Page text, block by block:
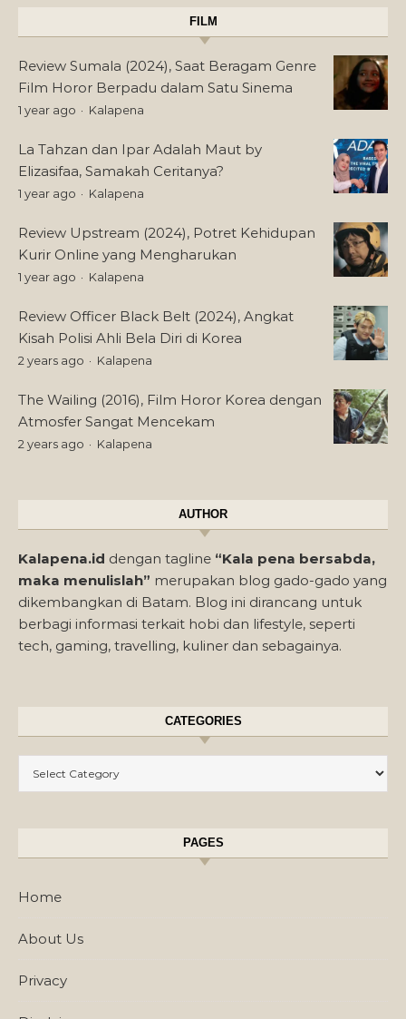
FILM
Review Sumala (2024), Saat Beragam Genre
Film Horor Berpadu dalam Satu Sinema
1 year ago Kalapena
La Tahzan dan Ipar Adalah Maut by
Elizasifaa, Samakah Ceritanya?
1 year ago Kalapena
Review Upstream (2024), Potret Kehidupan
Kurir Online yang Mengharukan
1 year ago Kalapena
Review Officer Black Belt (2024), Angkat
Kisah Polisi Ahli Bela Diri di Korea
2 years ago Kalapena
The Wailing (2016), Film Horor Korea dengan
Atmosfer Sangat Mencekam
2 years ago Kalapena
AUTHOR
Kalapena.id dengan tagline “Kala pena bersabda,
maka menulislah” merupakan blog gado-gado yang
dikembangkan di Batam. Blog ini dirancang untuk
berbagi informasi terkait hobi dan lifestyle, seperti
tech, gaming, travelling, kuliner dan sebagainya.
CATEGORIES
PAGES
Home
About Us
Privacy